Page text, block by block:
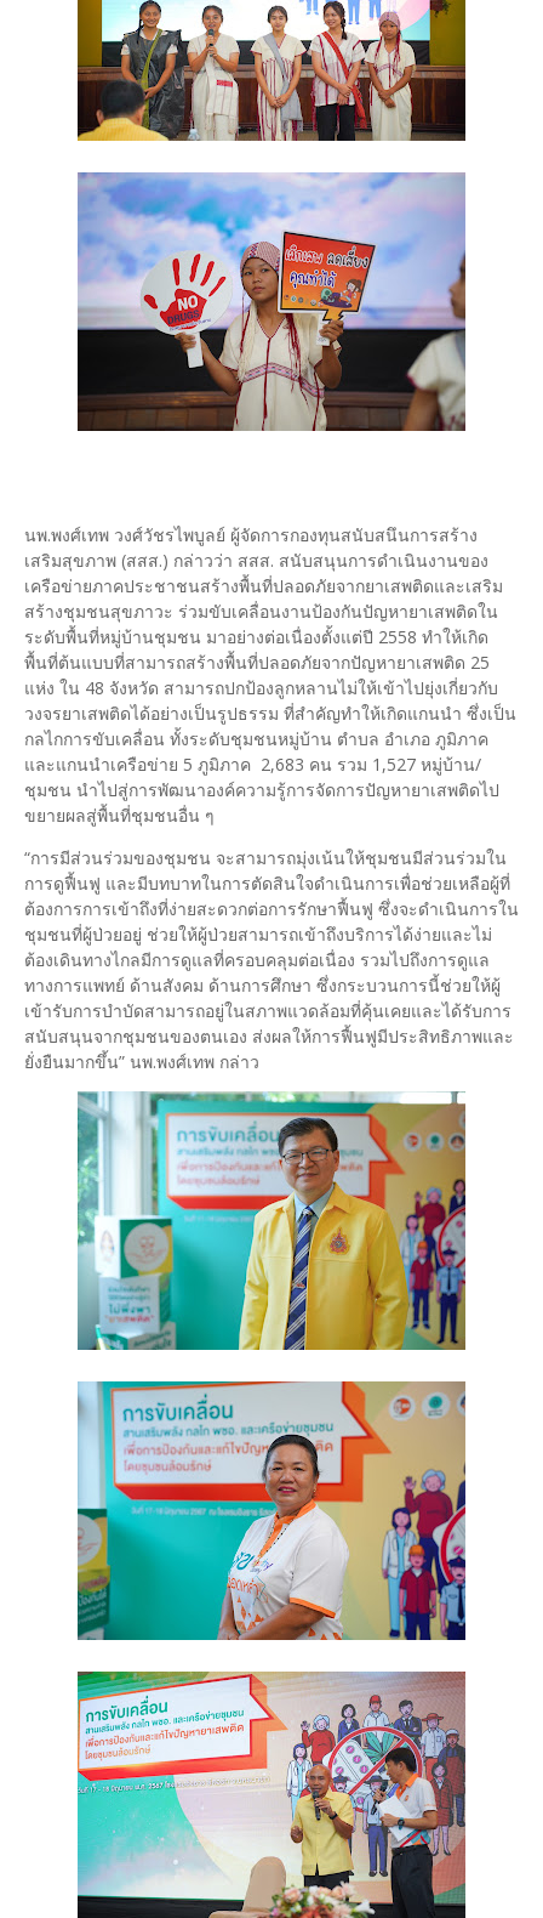
นพ.พงศ์เทพ วงศ์วัชรไพบูลย์ ผู้จัดการกองทุนสนับสนึนการสร้าง
เสริมสุขภาพ (สสส.) กล่าวว่า สสส. สนับสนุนการดำเนินงานของ
เครือข่ายภาคประชาชนสร้างพื้นที่ปลอดภัยจากยาเสพติดและเสริม
สร้างชุมชนสุขภาวะ ร่วมขับเคลื่อนงานป้องกันปัญหายาเสพติดใน
ระดับพื้นที่หมู่บ้านชุมชน มาอย่างต่อเนื่องตั้งแต่ปี 2558 ทำให้เกิด
พื้นที่ต้นแบบที่สามารถสร้างพื้นที่ปลอดภัยจากปัญหายาเสพติด 25
แห่ง ใน 48 จังหวัด สามารถปกป้องลูกหลานไม่ให้เข้าไปยุ่งเกี่ยวกับ
วงจรยาเสพติดได้อย่างเป็นรูปธรรม ที่สำคัญทำให้เกิดแกนนำ ซึ่งเป็น
กลไกการขับเคลื่อน ทั้งระดับชุมชนหมู่บ้าน ตำบล อำเภอ ภูมิภาค
และแกนนำเครือข่าย 5 ภูมิภาค 2,683 คน รวม 1,527 หมู่บ้าน/
ชุมชน นำไปสู่การพัฒนาองค์ความรู้การจัดการปัญหายาเสพติดไป
ขยายผลสู่พื้นที่ชุมชนอื่น ๆ
“การมีส่วนร่วมของชุมชน จะสามารถมุ่งเน้นให้ชุมชนมีส่วนร่วมใน
การดูฟื้นฟู และมีบทบาทในการตัดสินใจดำเนินการเพื่อช่วยเหลือผู้ที่
ต้องการการเข้าถึงที่ง่ายสะดวกต่อการรักษาฟื้นฟู ซึ่งจะดำเนินการใน
ชุมชนที่ผู้ป่วยอยู่ ช่วยให้ผู้ป่วยสามารถเข้าถึงบริการได้ง่ายและไม่
ต้องเดินทางไกลมีการดูแลที่ครอบคลุมต่อเนื่อง รวมไปถึงการดูแล
ทางการแพทย์ ด้านสังคม ด้านการศึกษา ซึ่งกระบวนการนี้ช่วยให้ผู้
เข้ารับการบำบัดสามารถอยู่ในสภาพแวดล้อมที่คุ้นเคยและได้รับการ
สนับสนุนจากชุมชนของตนเอง ส่งผลให้การฟื้นฟูมีประสิทธิภาพและ
ยั่งยืนมากขึ้น” นพ.พงศ์เทพ กล่าว